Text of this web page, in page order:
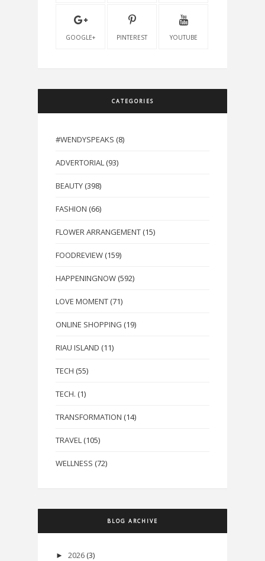
GOOGLE+ PINTEREST YOUTUBE
CATEGORIES
#WENDYSPEAKS (8)
ADVERTORIAL (93)
BEAUTY (398)
FASHION (66)
FLOWER ARRANGEMENT (15)
FOODREVIEW (159)
HAPPENINGNOW (592)
LOVE MOMENT (71)
ONLINE SHOPPING (19)
RIAU ISLAND (11)
TECH (55)
TECH. (1)
TRANSFORMATION (14)
TRAVEL (105)
WELLNESS (72)
BLOG ARCHIVE
► 2026 (3)